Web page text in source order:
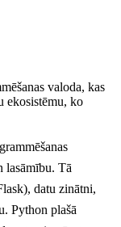
valoda, kas
ekosistēmu, ko
lasāmību. Tā
datu zinātni,
Python plašā